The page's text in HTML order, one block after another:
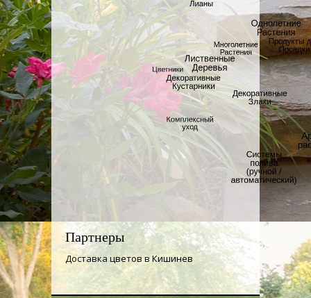
Партнеры
Доставка цветов в Кишинев